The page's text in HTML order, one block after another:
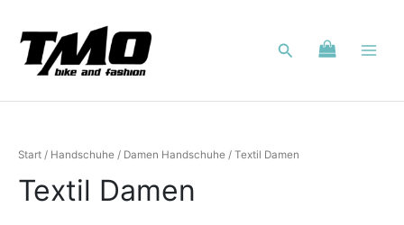
springen
Suchen
Start / Handschuhe / Damen Handschuhe / Textil Damen
Textil Damen